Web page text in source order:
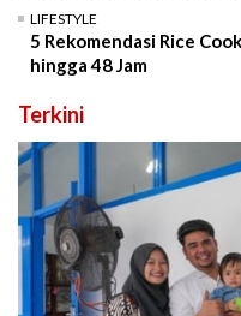
LIFESTYLE
5 Rekomendasi Rice
hingga 48 Jam
Terkini